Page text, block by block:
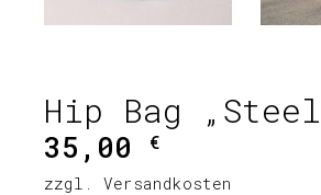
Hip Bag
35,00 €
zzgl.Versandkosten